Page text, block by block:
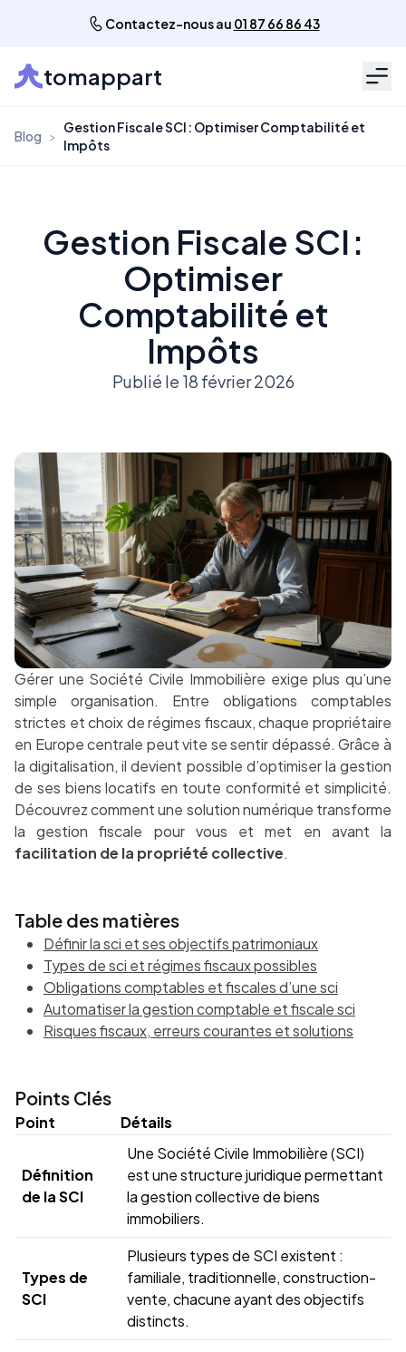
Contactez-nous au 01 87 66 86 43
tomappart
Blog >
Gestion Fiscale SCI : Optimiser Comptabilité et
Impôts
Gestion Fiscale SCI :
Optimiser
Comptabilité et
Impôts
Publié le 18 février 2026
Gérer une Société Civile Immobilière exige plus qu’une
simple organisation. Entre obligations comptables
strictes et choix de régimes fiscaux, chaque propriétaire
en Europe centrale peut vite se sentir dépassé. Grâce à
la digitalisation, il devient possible d’optimiser la gestion
de ses biens locatifs en toute conformité et simplicité.
Découvrez comment une solution numérique transforme
la gestion fiscale pour vous et met en avant la
facilitation de la propriété collective.
Table des matières
Définir la sci et ses objectifs patrimoniaux
Types de sci et régimes fiscaux possibles
Obligations comptables et fiscales d’une sci
Automatiser la gestion comptable et fiscale sci
Risques fiscaux, erreurs courantes et solutions
Points Clés
Point Détails
Définition
de la SCI
Une Société Civile Immobilière (SCI)
est une structure juridique permettant
la gestion collective de biens
immobiliers.
Types de
SCI
Plusieurs types de SCI existent :
familiale, traditionnelle, construction-
vente, chacune ayant des objectifs
distincts.